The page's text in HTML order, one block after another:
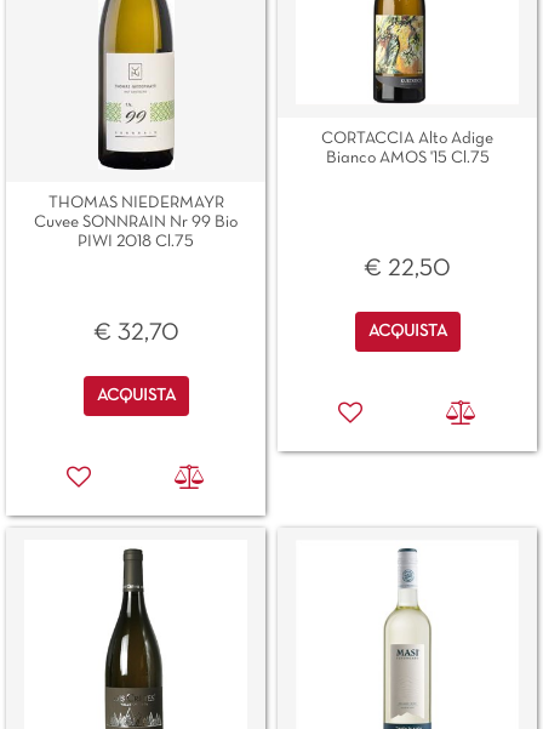
THOMAS NIEDERMAYR
Cuvee SONNRAIN Nr 99 Bio
PIWI 2018 Cl.75
€ 32,70
Quantità
ACQUISTA
CORTACCIA Alto Adige
Bianco AMOS '15 Cl.75
€ 22,50
Quantità
ACQUISTA